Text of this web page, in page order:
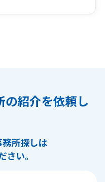
の紹介を依頼し
所探しは
さい。